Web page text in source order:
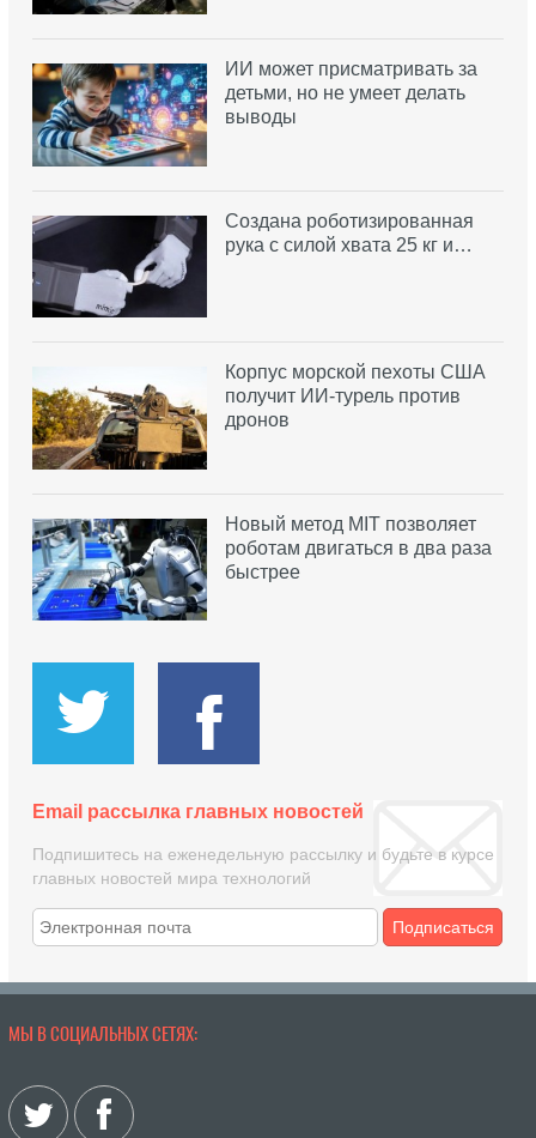
ИИ может присматривать за
детьми, но не умеет делать
выводы
Создана роботизированная
рука с силой хвата 25 кг и…
Корпус морской пехоты США
получит ИИ-турель против
дронов
Новый метод MIT позволяет
роботам двигаться в два раза
быстрее
Email рассылка главных новостей
Подпишитесь на еженедельную рассылку и будьте в курсе
главных новостей мира технологий
Подписаться
МЫ В СОЦИАЛЬНЫХ СЕТЯХ: